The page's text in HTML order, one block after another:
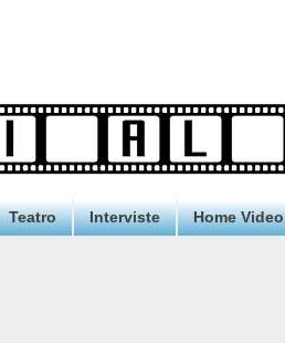
Teatro Interviste Home Video